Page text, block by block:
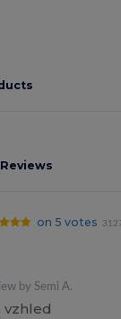
on 5 votes
by Semi A.
vzhled